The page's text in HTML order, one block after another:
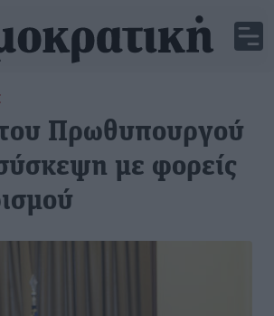
Πρωθυπουργού
με φορείς